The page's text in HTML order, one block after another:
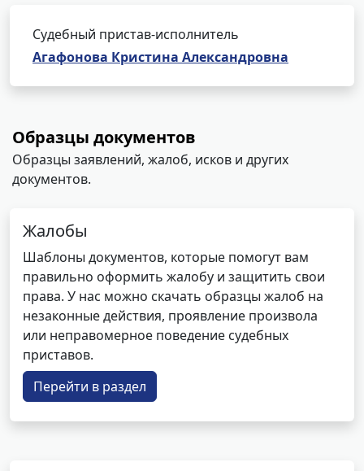
Судебный пристав-исполнитель
Агафонова Кристина Александровна
Образцы документов
Образцы заявлений, жалоб, исков и других
документов.
Жалобы
Шаблоны документов, которые помогут вам
правильно оформить жалобу и защитить свои
права. У нас можно скачать образцы жалоб на
незаконные действия, проявление произвола
или неправомерное поведение судебных
приставов.
Перейти в раздел